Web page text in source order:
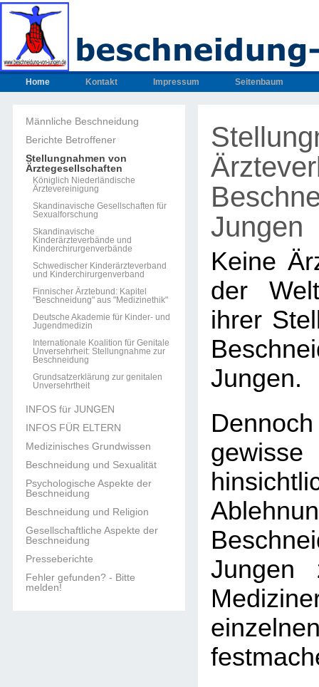
Home Kontakt Impressum Seitenbaum
Männliche Beschneidung
Berichte Betroffener
Stellungnahmen von
Ärztegesellschaften
Königlich Niederländische
Ärztevereinigung
Skandinavische Gesellschaften für
Sexualforschung
Skandinavische
Kinderärzteverbände und
Kinderchirurgenverbände
Schwedischer Kinderärzteverband
und Kinderchirurgenverband
Finnischer Ärztebund: Kapitel
"Beschneidung" aus "Medizinethik"
Deutsche Akademie für Kinder- und
Jugendmedizin
Internationale Koalition für Genitale
Unversehrheit: Stellungnahme zur
Beschneidung
Grundsatzerklärung zur genitalen
Unversehrtheit
INFOS für JUNGEN
INFOS FÜR ELTERN
Medizinisches Grundwissen
Beschneidung und Sexualität
Psychologische Aspekte der
Beschneidung
Beschneidung und Religion
Gesellschaftliche Aspekte der
Beschneidung
Presseberichte
Fehler gefunden? - Bitte
melden!
Jungen
Keine
der
ihrer
Jungen.
Jungen